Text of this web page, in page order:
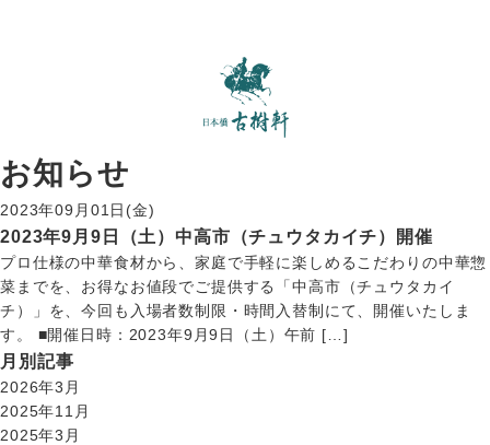
お知らせ
2023年09月01日(金)
2023年9月9日（土）中高市（チュウタカイチ）開催
プロ仕様の中華食材から、家庭で手軽に楽しめるこだわりの中華惣
菜までを、お得なお値段でご提供する「中高市（チュウタカイ
チ）」を、今回も入場者数制限・時間入替制にて、開催いたしま
す。 ■開催日時：2023年9月9日（土）午前 […]
月別記事
2026年3月
2025年11月
2025年3月